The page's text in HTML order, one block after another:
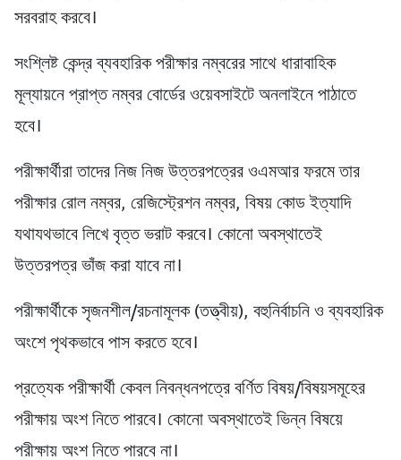
সরবরাহ করবে।
সংশ্লিষ্ট কেন্দ্র ব্যবহারিক পরীক্ষার নম্বরের সাথে ধারাবাহিক
মূল্যায়নে প্রাপ্ত নম্বর বোর্ডের ওয়েবসাইটে অনলাইনে পাঠাতে
হবে।
পরীক্ষার্থীরা তাদের নিজ নিজ উত্তরপত্রের ওএমআর ফরমে তার
পরীক্ষার রোল নম্বর, রেজিস্ট্রেশন নম্বর, বিষয় কোড ইত্যাদি
যথাযথভাবে লিখে বৃত্ত ভরাট করবে। কোনো অবস্থাতেই
উত্তরপত্র ভাঁজ করা যাবে না।
পরীক্ষার্থীকে সৃজনশীল/রচনামূলক (তত্ত্বীয়), বহুনির্বাচনি ও ব্যবহারিক
অংশে পৃথকভাবে পাস করতে হবে।
প্রত্যেক পরীক্ষার্থী কেবল নিবন্ধনপত্রে বর্ণিত বিষয়/বিষয়সমূহের
পরীক্ষায় অংশ নিতে পারবে। কোনো অবস্থাতেই ভিন্ন বিষয়ে
পরীক্ষায় অংশ নিতে পারবে না।